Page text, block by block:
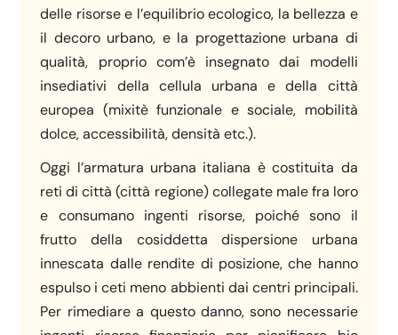
delle risorse e l’equilibrio ecologico, la bellezza e
il decoro urbano, e la progettazione urbana di
qualità, proprio com’è insegnato dai modelli
insediativi della cellula urbana e della città
europea (mixitè funzionale e sociale, mobilità
dolce, accessibilità, densità etc.).
Oggi l’armatura urbana italiana è costituita da
reti di città (città regione) collegate male fra loro
e consumano ingenti risorse, poiché sono il
frutto della cosiddetta dispersione urbana
innescata dalle rendite di posizione, che hanno
espulso i ceti meno abbienti dai centri principali.
Per rimediare a questo danno, sono necessarie